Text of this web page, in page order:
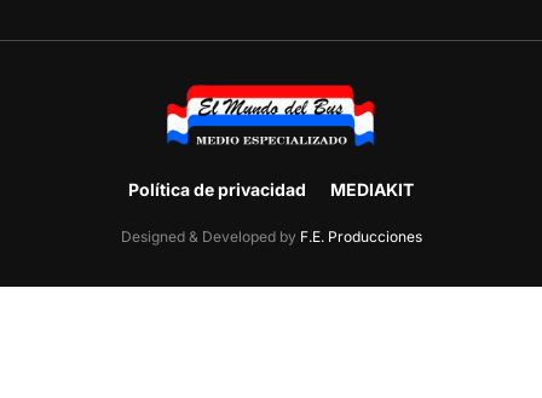
Política de privacidad MEDIAKIT
Designed & Developed by F.E. Producciones